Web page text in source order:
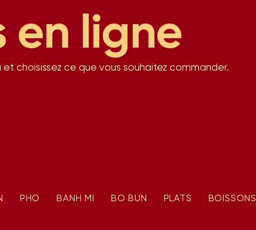
en ligne
choisissez ce que vous souhaitez commander.
PHO BANH MI BO BUN PLATS BOISSONS